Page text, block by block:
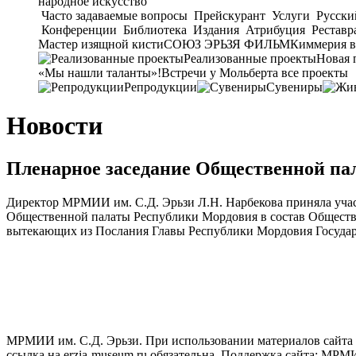
Часто задаваемые вопросы Прейскурант Услуги
Конференции Библиотека Издания Атрибуция
Мастер изящной кистиСОЮЗ ЭРЬЗЯ ФИЛЬМКиммерия
Реализованные проектыНовая
«Мы нашли таланты»!Встречи у Мольберта все проекты
Репродукции
Сувениры
Новости
Пленарное заседание Общественной
Директор МРМИИ им. С.Д. Эрьзи Л.Н. Нарбекова приняла
Общественной палаты Республики Мордовия в состав
вытекающих из Послания Главы Республики Мордовия
МРМИИ им. С.Д. Эрьзи. При использовании материалов сайта